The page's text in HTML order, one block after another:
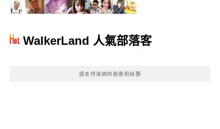
WalkerLand 人氣部落客
請支持海綿的臉書粉絲團